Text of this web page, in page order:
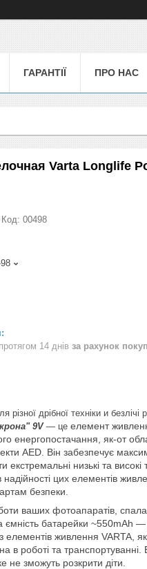
ГАРАНТІЇ ПРО НАС
Varta Longlife
Код: 00498
14 днів за рахунок
дрібної техніки и безлічі
9V — це елемент
енергопостачання, як-от
AED. Він забезпечує
низькі та
цих елементів
безпеки.
ваших фотоапаратів,
ємність батарейки
елементів живлення VARTA,
роботі та транспортуванні.
не зможуть розкрити діти.